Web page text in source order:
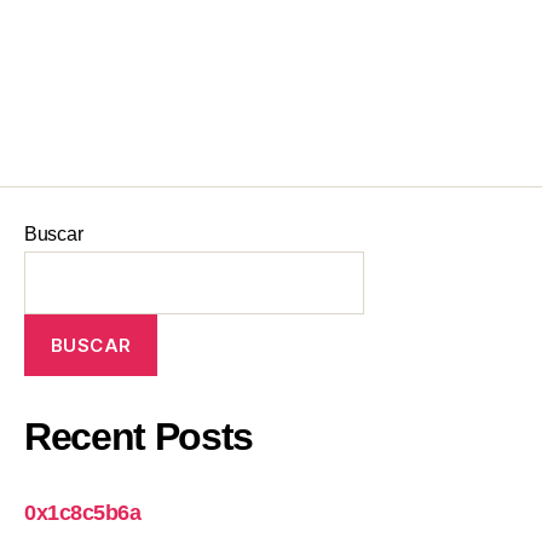
Buscar
BUSCAR
Recent Posts
0x1c8c5b6a